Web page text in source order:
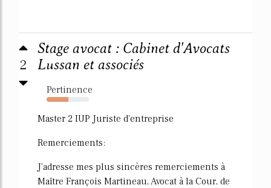
2
Stage avocat : Cabinet d'Avocats
Lussan et associés
Pertinence
51%
Master 2 IUP Juriste d'entreprise
Remerciements:
J'adresse mes plus sincères remerciements à
Maître François Martineau, Avocat à la Cour, de